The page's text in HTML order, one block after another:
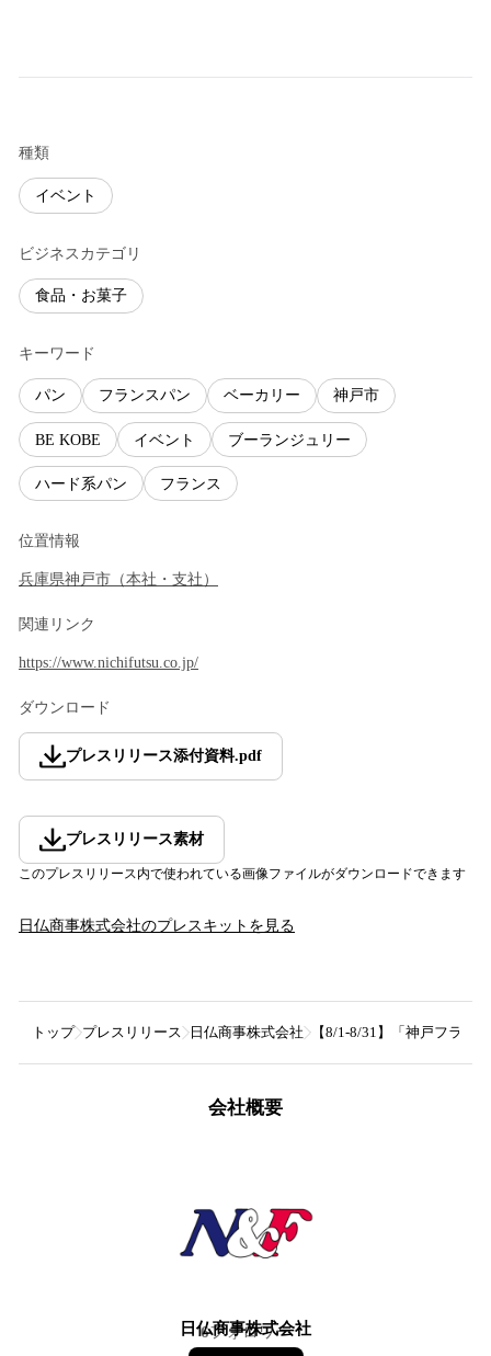
種類
イベント
ビジネスカテゴリ
食品・お菓子
キーワード
パン フランスパン ベーカリー 神戸市
BE KOBE イベント ブーランジュリー
ハード系パン フランス
位置情報
兵庫県神戸市 （本社・支社 ）
関連リンク
https://www.nichifutsu.co.jp/
ダウンロード
プレスリリース添付資料.pdf
プレスリリース素材
このプレスリリース内で使われている画像ファイルがダウンロードできます
日仏商事株式会社のプレスキットを見る
トップ プレスリリース 日仏商事株式会社 【8/1-8/31】「神戸フラン
会社概要
日仏商事株式会社
6フォロワー